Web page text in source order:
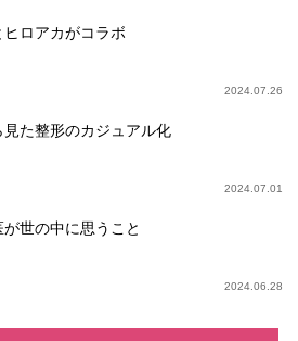
ヒロアカがコラボ
2024.07.26
見た整形のカジュアル化
2024.07.01
世の中に思うこと
2024.06.28